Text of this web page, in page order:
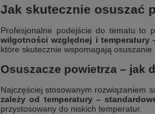
Jak skutecznie osuszać
Profesjonalne podejście do tematu to
wilgotności względnej i temperatury
które skutecznie wspomagają
Osuszacze powietrza – jak
Najczęściej stosowanym rozwiązaniem
zależy od temperatury –
przystosowany do niskich temperatur.